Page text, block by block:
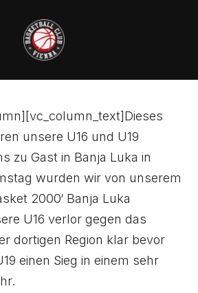
U16 UND
IN BOSNIEN
unsere U16 und U19
zu Gast in Banja Luka in
wurden wir von unserem
2000‘ Banja Luka
U16 verlor gegen das
dortigen Region klar bevor
einen Sieg in einem sehr